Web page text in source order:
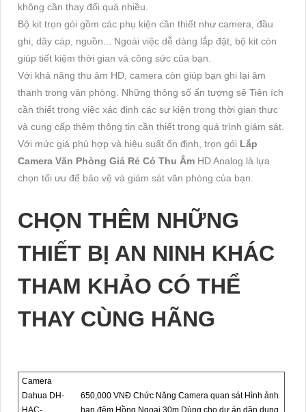
không cần thay đổi quá nhiều.
Bộ kit trọn gói gồm các phụ kiện cần thiết như camera, đầu
ghi, dây cáp, nguồn... Ngoài việc dễ dàng lắp đặt, bộ kit còn
giúp tiết kiệm thời gian và công sức của bạn.
Với khả năng thu âm HD, camera còn giúp bạn ghi lại âm
thanh trong văn phòng. Những thông số ấn tượng sẽ Tiên ích
cần thiết trong việc xác định các sự kiện trong thời gian thực
và cung cấp thêm thông tin cần thiết trong quá trình giám sát.
Với mức giá phù hợp và hiệu suất ổn định, trọn gói Lắp
Camera Văn Phòng Giá Rẻ Có Thu Âm HD Analog là lựa
chọn tối ưu để bảo vệ và giám sát văn phòng của bạn.
CHỌN THÊM NHỮNG
THIẾT BỊ AN NINH KHÁC
THAM KHẢO CÓ THỂ
THAY CÙNG HÃNG
Camera
Dahua DH-
HAC-
650,000 VNĐ Chức Năng Camera quan sát Hình ảnh
ban đêm Hồng Ngoại 30m Dùng cho dự án dân dụng